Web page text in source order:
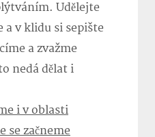
Udělejte
a v klidu si sepište
a zvažme
nedá dělat i
i v oblasti
se začneme